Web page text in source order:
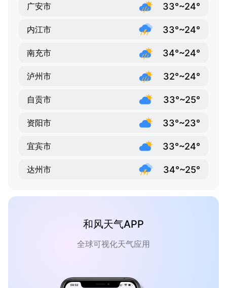
广安市 33°~24°
内江市 33°~24°
南充市 34°~24°
泸州市 32°~24°
自贡市 33°~25°
资阳市 33°~23°
宜宾市 33°~24°
达州市 34°~25°
和风天气APP
全球可视化天气应用